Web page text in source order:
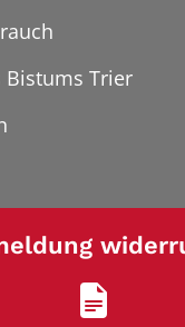
Bistums Trier